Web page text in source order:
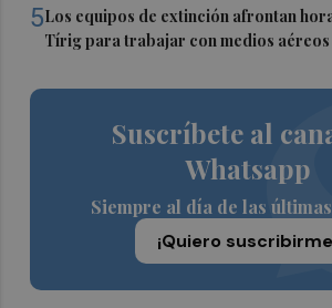
5Los equipos de extinción afrontan
Tírig para trabajar con medios aéreos
Suscríbete al
Whatsapp
Siempre al día de las
¡Quiero